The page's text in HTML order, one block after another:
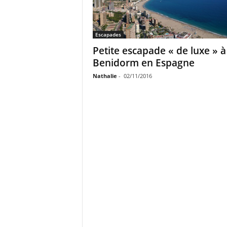
Escapades
Petite escapade « de luxe » à
Benidorm en Espagne
Nathalie - 02/11/2016